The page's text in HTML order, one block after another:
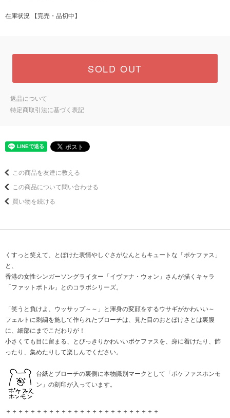
在庫状況 【完売・品切中】
SOLD OUT
返品について
特定商取引法に基づく表記
この商品を友達に教える
この商品について問い合わせる
買い物を続ける
くすっと笑えて、とぼけた表情やしぐさがなんともキュートな「ポケファス」
と、
香港の女性シンガーソングライター「イヴァナ・ウォン」さんが描くキャラ
「ファットボトル」とのコラボシリーズ。
「笑うと負けよ、ウッサップ～～」と渾身の変顔をするウサギがかわいい～
フェルトに刺繍を施して作られたブローチは、見た目のおとぼけさとは裏腹
に、細部にまでこだわりが！
小さくても目に留まる、とびっきりかわいいポケファスを、身に着けたり、飾
ったり、集めたりして楽しんでください。
台紙とブローチの裏側に本物識別マークとして「ポケファスホンモ
ン」の刻印が入っています。
＋＋＋＋＋＋＋＋＋＋＋＋＋＋＋＋＋＋＋＋＋＋＋＋＋